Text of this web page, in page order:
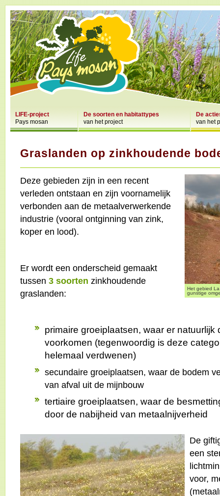
LIFE-project
Pays mosan
De soorten en habitattypes
van het project
De
van het
Graslanden op zinkhoudende
Het gebied
gunstige
Deze gebieden zijn in een recent
verleden ontstaan en zijn voornamelijk
verbonden aan de metaalverwerkende
industrie (vooral ontginning van zink,
koper en lood).
Er wordt een onderscheid gemaakt
tussen 3 soorten zinkhoudende
graslanden:
primaire groeiplaatsen, waar er
voorkomen (tegenwoordig is deze
helemaal verdwenen)
secundaire groeiplaatsen, waar de bodem
van afval uit de mijnbouw
tertiaire groeiplaatsen, waar de
door de nabijheid van metaalnijverheid
De
een
voor,